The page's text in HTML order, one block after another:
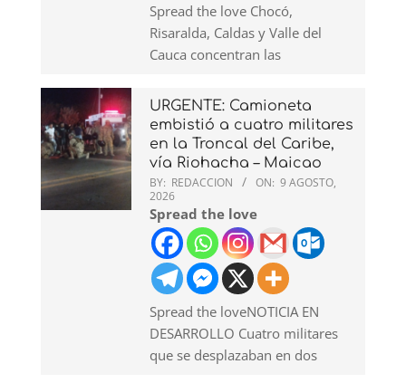
Spread the love Chocó,
Risaralda, Caldas y Valle del
Cauca concentran las
URGENTE: Camioneta
embistió a cuatro militares
en la Troncal del Caribe,
vía Riohacha – Maicao
BY: REDACCION ON: 9 AGOSTO,
2026
Spread the love
Spread the loveNOTICIA EN
DESARROLLO Cuatro militares
que se desplazaban en dos